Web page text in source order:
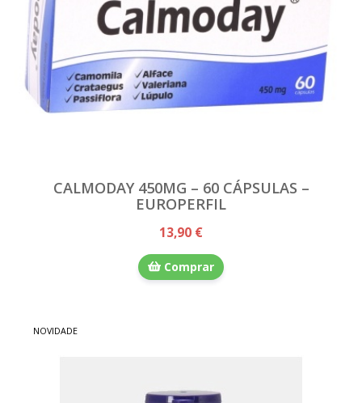
CALMODAY 450MG – 60 CÁPSULAS –
EUROPERFIL
13,90 €
Comprar
NOVIDADE